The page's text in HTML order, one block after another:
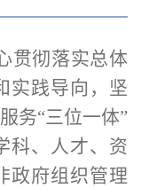
贯彻落实总体
实践导向，坚
务“三位一体”
科、人才、资
政府组织管理